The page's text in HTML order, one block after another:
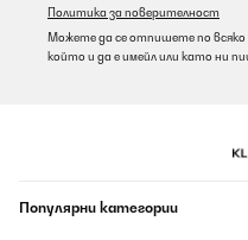
Политика за поверителност
Можете да се отпишете по всяко
който и да е имейл или като ни
Популярни категории